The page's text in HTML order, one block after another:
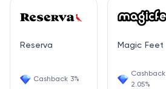
Reserva
Cashback 3%
Magic Feet
Cashback
2.05%